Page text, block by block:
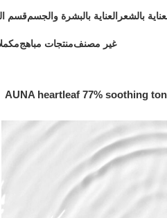
بالشعر العناية بالبشرة والجسمقسم
غير مصنفمنتجات مباهج
AUNA heartleaf 77% soothing